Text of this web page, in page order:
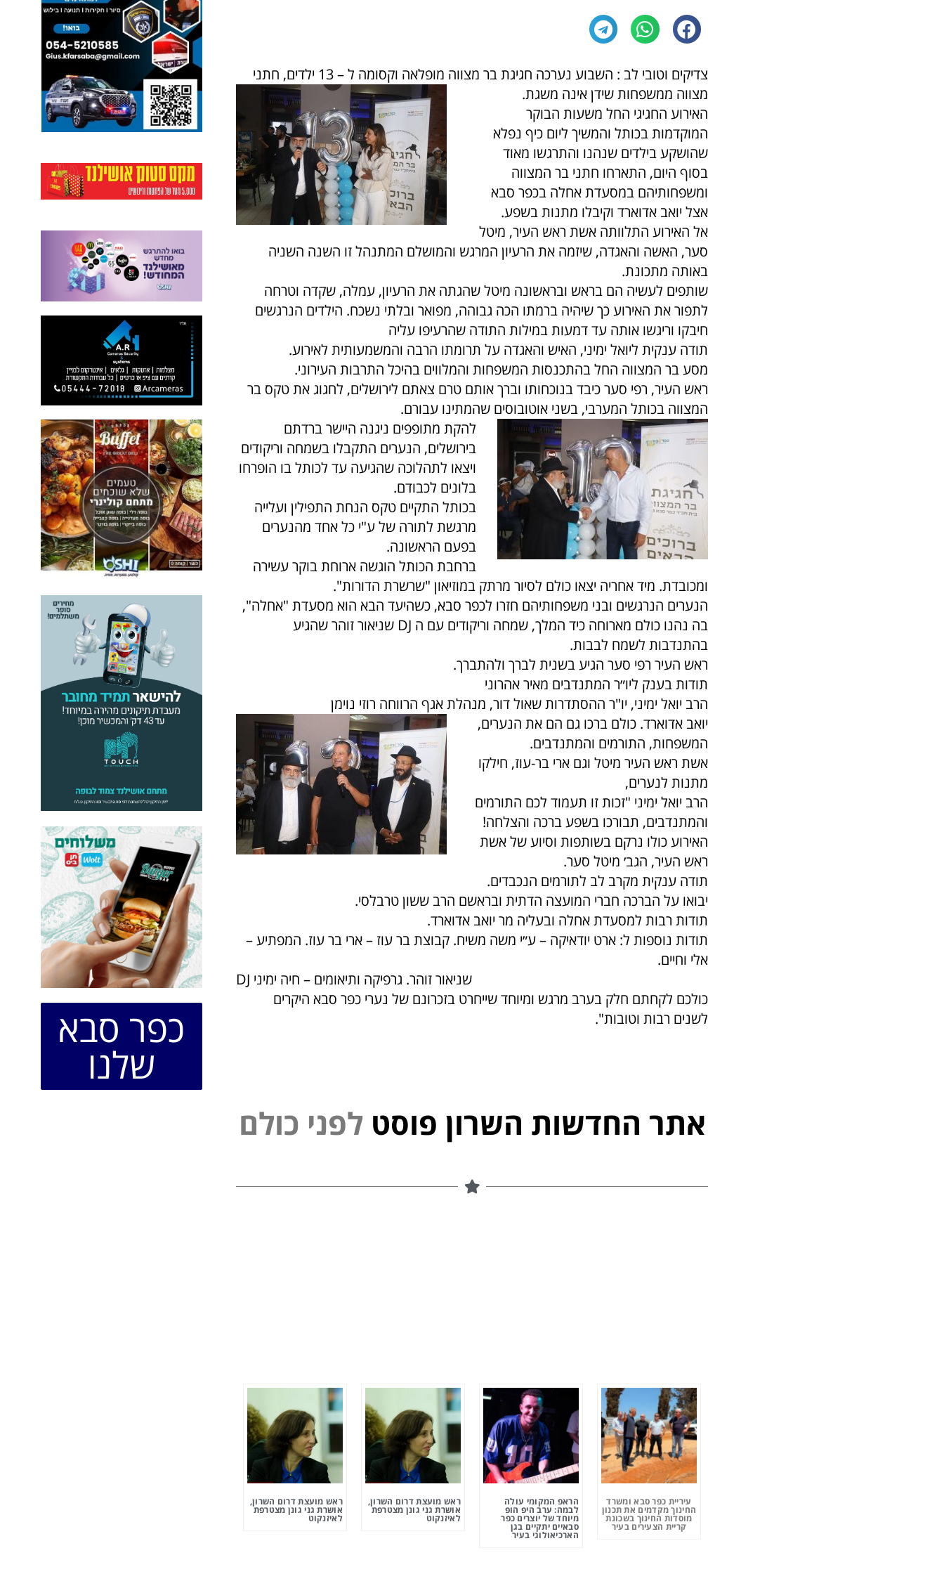
צדיקים וטובי לב : השבוע נערכה חגיגת בר מצווה מופלאה וקסומה ל – 13 ילדים, חתני
מצווה ממשפחות שידן אינה משגת.
האירוע החגיגי החל משעות הבוקר
המוקדמות בכותל והמשיך ליום כיף נפלא
שהושקע בילדים שנהנו והתרגשו מאוד
בסוף היום, התארחו חתני בר המצווה
ומשפחותיהם במסעדת אחלה בכפר סבא
אצל יואב אדוארד וקיבלו מתנות בשפע.
אל האירוע התלוותה אשת ראש העיר, מיטל
סער, האשה והאגדה, שיזמה את הרעיון המרגש והמושלם המתנהל זו השנה השניה
באותה מתכונת.
שותפים לעשיה הם בראש ובראשונה מיטל שהגתה את הרעיון, עמלה, שקדה וטרחה
לתפור את האירוע כך שיהיה ברמתו הכה גבוהה, מפואר ובלתי נשכח. הילדים הנרגשים
חיבקו וריגשו אותה עד דמעות במילות התודה שהרעיפו עליה
תודה ענקית ליואל ימיני, האיש והאגדה על תרומתו הרבה והמשמעותית לאירוע.
‏מסע בר המצווה החל בהתכנסות המשפחות והמלווים בהיכל התרבות העירוני.
ראש העיר, רפי סער כיבד בנוכחותו וברך אותם טרם צאתם לירושלים, לחגוג את טקס בר
המצווה בכותל המערבי, בשני אוטובוסים שהמתינו עבורם.
להקת מתופפים ניגנה היישר ברדתם
בירושלים, הנערים התקבלו בשמחה וריקודים
ויצאו לתהלוכה שהגיעה עד לכותל בו הופרחו
בלונים לכבודם.
בכותל התקיים טקס הנחת התפילין ועלייה
מרגשת לתורה של ע"י כל אחד מהנערים
בפעם הראשונה.
ברחבת הכותל הוגשה ארוחת בוקר עשירה
ומכובדת. מיד אחריה יצאו כולם לסיור מרתק במוזיאון "שרשרת הדורות".
‏הנערים הנרגשים ובני משפחותיהם חזרו לכפר סבא, כשהיעד הבא הוא מסעדת "אחלה",
בה נהנו כולם מארוחה כיד המלך, שמחה וריקודים עם ה DJ שניאור זוהר שהגיע
בהתנדבות לשמח לבבות.
ראש העיר רפי סער הגיע בשנית לברך ולהתברך.
תודות בענק ליו״ר המתנדבים מאיר אהרוני
הרב יואל ימיני, יו"ר ההסתדרות שאול דור, מנהלת אגף הרווחה רוזי נוימן
יואב אדוארד. כולם ברכו גם הם את הנערים,
המשפחות, התורמים והמתנדבים.
אשת ראש העיר מיטל וגם ארי בר-עוז, חילקו
מתנות לנערים,
הרב יואל ימיני "זכות זו תעמוד לכם התורמים
והמתנדבים, תבורכו בשפע ברכה והצלחה!
‏האירוע כולו נרקם בשותפות וסיוע של אשת
ראש העיר, הגב׳ מיטל סער.
תודה ענקית מקרב לב לתורמים הנכבדים.
יבואו על הברכה חברי המועצה הדתית ובראשם הרב ששון טרבלסי.
תודות רבות למסעדת אחלה ובעליה מר יואב אדוארד.
תודות נוספות ל: ארט יודאיקה – ע״י משה משיח. קבוצת בר עוז – ארי בר עוז. המפתיע –
אלי וחיים.
DJ שניאור זוהר. גרפיקה ותיאומים – חיה ימיני
כולכם לקחתם חלק בערב מרגש ומיוחד שייחרט בזכרונם של נערי כפר סבא היקרים
לשנים רבות וטובות".
אתר החדשות השרון פוסט י כולם
עיריית כפר סבא ומשרד
החינוך מקדמים את תכנון
מוסדות החינוך בשכונת
קריית הצעירים בעיר
הראפ המקומי עולה
לבמה: ערב היפ הופ
מיוחד של יוצרים כפר
סבאיים יתקיים בגן
הארכיאולוגי בעיר
ראש מועצת דרום השרון,
אושרת גני גונן מצטרפת
לאיזנקוט
ראש מועצת דרום השרון,
אושרת גני גונן מצטרפת
לאיזנקוט
כפר סבא
שלנו